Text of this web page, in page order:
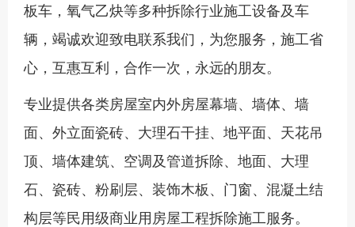
板车，氧气乙炔等多种拆除行业施工设备及车
辆，竭诚欢迎致电联系我们，为您服务，施工省
心，互惠互利，合作一次，永远的朋友。
专业提供各类房屋室内外房屋幕墙、墙体、墙
面、外立面瓷砖、大理石干挂、地平面、天花吊
顶、墙体建筑、空调及管道拆除、地面、大理
石、瓷砖、粉刷层、装饰木板、门窗、混凝土结
构层等民用级商业用房屋工程拆除施工服务。